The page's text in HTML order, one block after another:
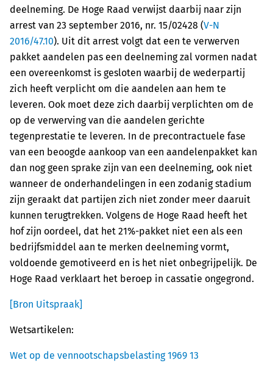
deelneming. De Hoge Raad verwijst daarbij naar zijn
arrest van 23 september 2016, nr. 15/02428 (V-N
2016/47.10). Uit dit arrest volgt dat een te verwerven
pakket aandelen pas een deelneming zal vormen nadat
een overeenkomst is gesloten waarbij de wederpartij
zich heeft verplicht om die aandelen aan hem te
leveren. Ook moet deze zich daarbij verplichten om de
op de verwerving van die aandelen gerichte
tegenprestatie te leveren. In de precontractuele fase
van een beoogde aankoop van een aandelenpakket kan
dan nog geen sprake zijn van een deelneming, ook niet
wanneer de onderhandelingen in een zodanig stadium
zijn geraakt dat partijen zich niet zonder meer daaruit
kunnen terugtrekken. Volgens de Hoge Raad heeft het
hof zijn oordeel, dat het 21%-pakket niet een als een
bedrijfsmiddel aan te merken deelneming vormt,
voldoende gemotiveerd en is het niet onbegrijpelijk. De
Hoge Raad verklaart het beroep in cassatie ongegrond.
[Bron Uitspraak]
Wetsartikelen:
Wet op de vennootschapsbelasting 1969 13